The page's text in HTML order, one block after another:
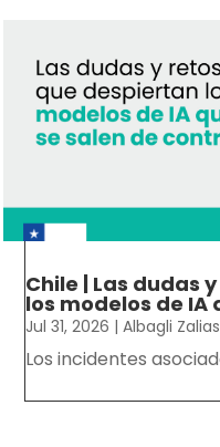
Chile | Las dudas
los modelos de IA
Jul 31, 2026 |Albagli
Los incidentes